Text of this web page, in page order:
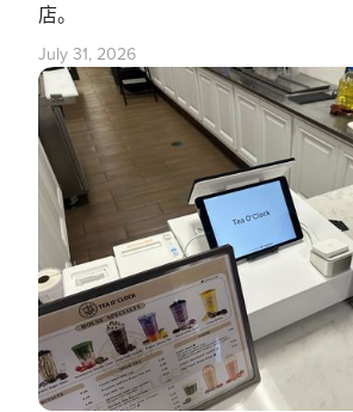
店。
July 31, 2026